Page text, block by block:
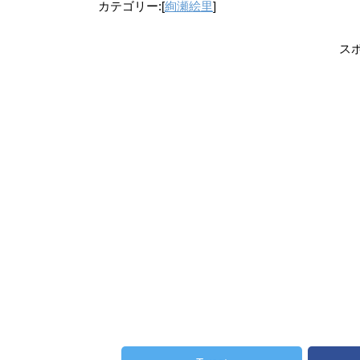
カテゴリー:[絢瀬絵里]
ス